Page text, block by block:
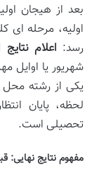
بعد از هیجان
اولیه، مرحله ای
رسد: اعلام
شهریور یا اوایل
یکی از رشته محل
لحظه، پایان
تحصیلی است.
مفهوم نتایج نهایی: